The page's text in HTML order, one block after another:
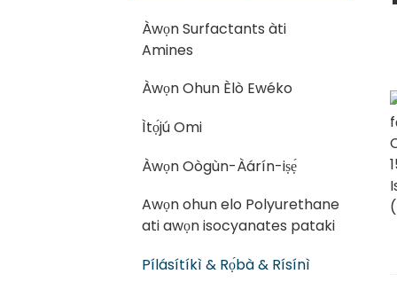
Àwọn Surfactants àti
Amines
Àwọn Ohun Èlò Ewéko
Ìtọ́jú Omi
Àwọn Oògùn-Àárín-iṣẹ́
Awọn ohun elo Polyurethane
ati awọn isocyanates pataki
Pílásítíkì & Rọ́bà & Rísínì